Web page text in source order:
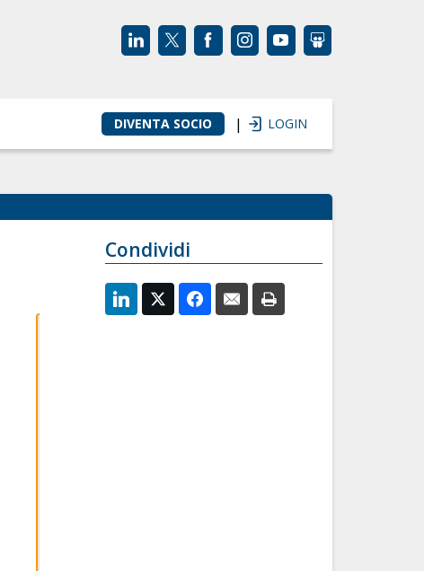
DIVENTA SOCIO | LOGIN
Condividi